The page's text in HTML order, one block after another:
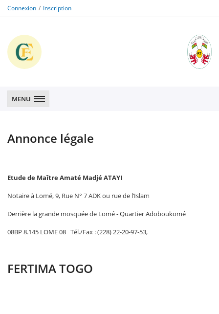
Connexion Inscription
MENU
Annonce légale
Etude de Maître Amaté Madjé ATAYI
Notaire à Lomé, 9, Rue N° 7 ADK ou rue de l’Islam
Derrière la grande mosquée de Lomé - Quartier Adoboukomé
08BP 8.145 LOME 08 Tél./Fax : (228) 22-20-97-53,
FERTIMA TOGO